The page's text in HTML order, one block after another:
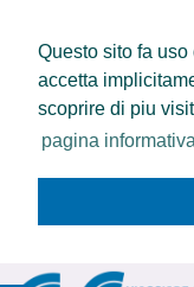
Questo sito fa
accetta
scoprire di piu
pagina informativa